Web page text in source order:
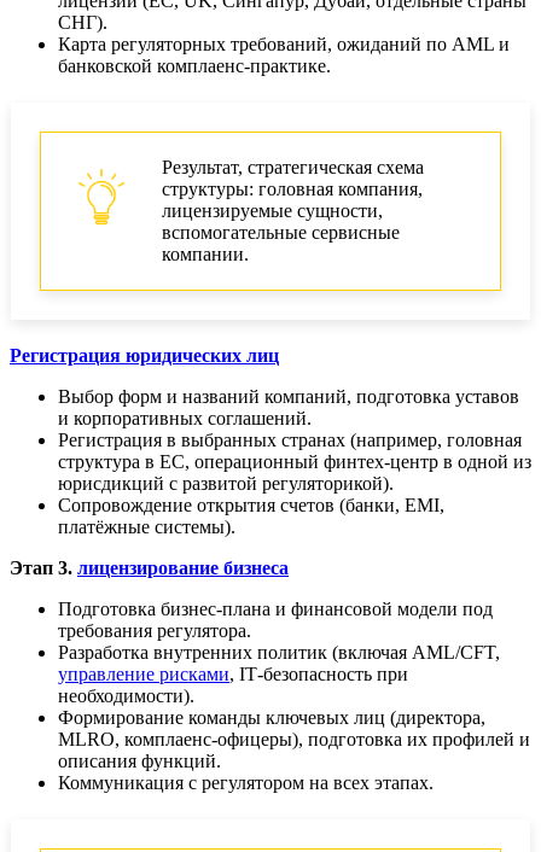
СНГ).
Карта регуляторных требований, ожиданий по AML и
банковской комплаенс‑практике.
Результат, стратегическая схема
структуры: головная компания,
лицензируемые сущности,
вспомогательные сервисные
компании.
Регистрация юридических лиц
Выбор форм и названий компаний, подготовка уставов
и корпоративных соглашений.
Регистрация в выбранных странах (например, головная
структура в ЕС, операционный финтех‑центр в одной из
юрисдикций с развитой регуляторикой).
Сопровождение открытия счетов (банки, EMI,
платёжные системы).
Этап 3. лицензирование бизнеса
Подготовка бизнес‑плана и финансовой модели под
требования регулятора.
Разработка внутренних политик (включая AML/CFT,
управление рисками, IT‑безопасность при
необходимости).
Формирование команды ключевых лиц (директора,
MLRO, комплаенс‑офицеры), подготовка их профилей и
описания функций.
Коммуникация с регулятором на всех этапах.